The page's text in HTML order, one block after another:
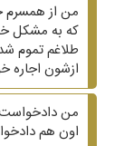
که به مشکل
طلاغم تموم
ازشون اجاره
من دادخواست
اون هم